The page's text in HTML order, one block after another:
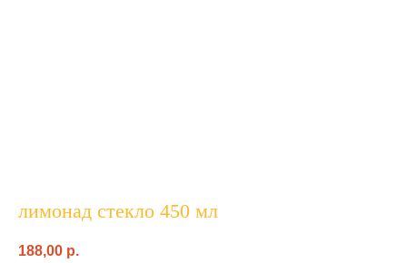
лимонад стекло 450 мл
188,00 p.